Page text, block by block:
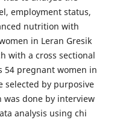
employment status,
nutrition with
in Leran Gresik
with a cross sectional
54 pregnant women in
selected by purposive
done by interview
analysis using chi